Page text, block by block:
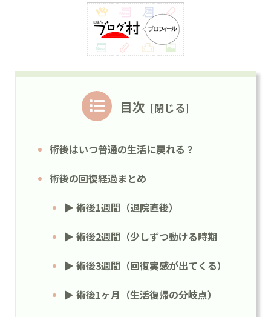
目次
術後はいつ普通の生活に戻れる？
術後の回復経過まとめ
▶ 術後1週間（退院直後）
▶ 術後2週間（少しずつ動ける時期
▶ 術後3週間（回復実感が出てくる）
▶ 術後1ヶ月（生活復帰の分岐点）